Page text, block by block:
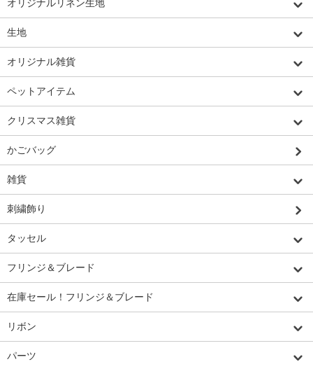
オリジナルリネン生地
生地
オリジナル雑貨
ペットアイテム
クリスマス雑貨
かごバッグ
雑貨
刺繍飾り
タッセル
フリンジ＆ブレード
在庫セール！フリンジ＆ブレード
リボン
パーツ